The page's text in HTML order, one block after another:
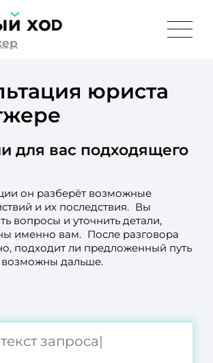
юриста
для вас подходящего
он разберёт возможные
и их последствия. Вы
вопросы и уточнить детали,
именно вам. После разговора
подходит ли предложенный путь
возможны дальше.